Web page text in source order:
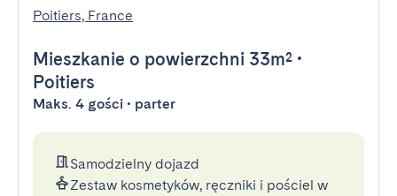
Poitiers, France
Mieszkanie o powierzchni 33m² •
Poitiers
Maks. 4 gości • parter
Samodzielny dojazd
Zestaw kosmetyków, ręczniki i pościel w